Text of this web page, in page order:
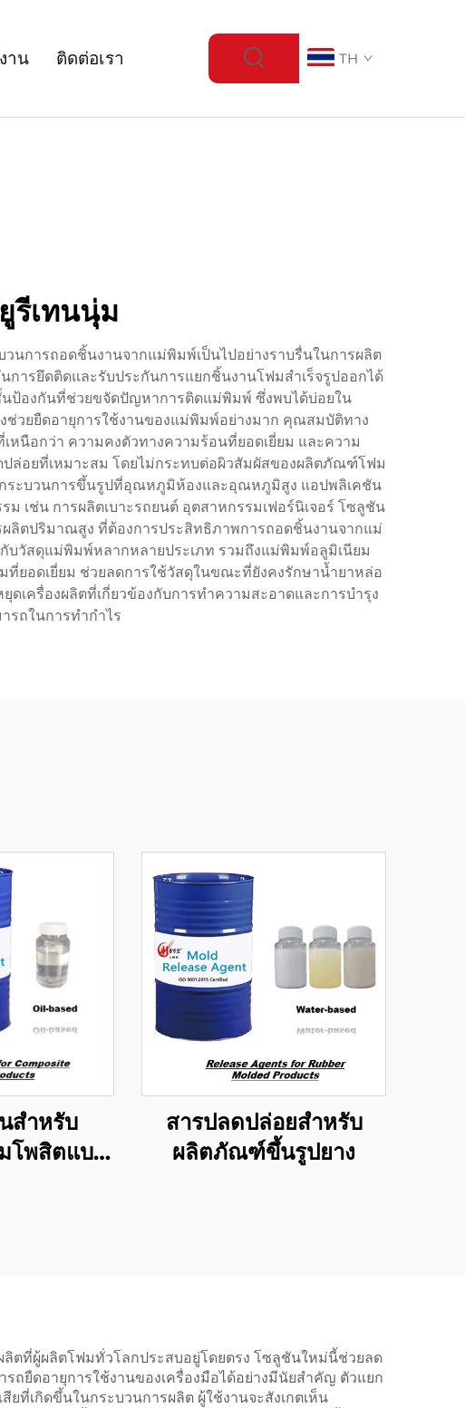
าน ติดต่อเรา TH
รีเทนนุ่ม
นการถอดชิ้นงานจากแม่พิมพ์เป็นไปอย่างราบรื่นในการผลิต
ารยึดติดและรับประกันการแยกชิ้นงานโฟมสำเร็จรูปออกได้
ป้องกันที่ช่วยขจัดปัญหาการติดแม่พิมพ์ ซึ่งพบได้บ่อยใน
ช่วยยืดอายุการใช้งานของแม่พิมพ์อย่างมาก คุณสมบัติทาง
นือกว่า ความคงตัวทางความร้อนที่ยอดเยี่ยม และความ
ปล่อยที่เหมาะสม โดยไม่กระทบต่อผิวสัมผัสของผลิตภัณฑ์โฟม
ระบวนการขึ้นรูปที่อุณหภูมิห้องและอุณหภูมิสูง แอปพลิเคชัน
เช่น การผลิตเบาะรถยนต์ อุตสาหกรรมเฟอร์นิเจอร์ โซลูชัน
ตปริมาณสูง ที่ต้องการประสิทธิภาพการถอดชิ้นงานจากแม่
บวัสดุแม่พิมพ์หลากหลายประเภท รวมถึงแม่พิมพ์อลูมิเนียม
อดเยี่ยม ช่วยลดการใช้วัสดุในขณะที่ยังคงรักษาน้ำยาหล่อ
เครื่องผลิตที่เกี่ยวข้องกับการทำความสะอาดและการบำรุง
รถในการทำกำไร
สำหรับ
พสิตแบบ
สารปลดปล่อยสำหรับ
ผลิตภัณฑ์ขึ้นรูปยาง
ตที่ผู้ผลิตโฟมทั่วโลกประสบอยู่โดยตรง โซลูชันใหม่นี้ช่วยลด
ยืดอายุการใช้งานของเครื่องมือได้อย่างมีนัยสำคัญ ตัวแยก
เกิดขึ้นในกระบวนการผลิต ผู้ใช้งานจะสังเกตเห็น